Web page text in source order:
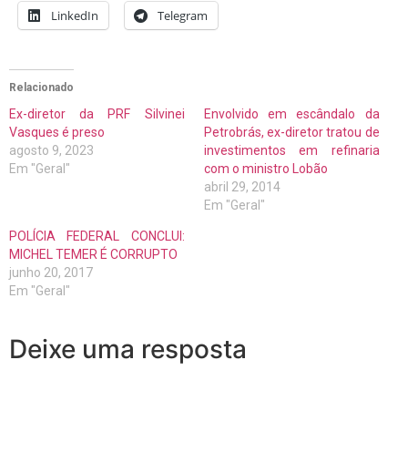
LinkedIn Telegram
Relacionado
Ex-diretor da PRF Silvinei
Vasques é preso
agosto 9, 2023
Em "Geral"
Envolvido em escândalo da
Petrobrás, ex-diretor tratou de
investimentos em refinaria
com o ministro Lobão
abril 29, 2014
Em "Geral"
POLÍCIA FEDERAL CONCLUI:
MICHEL TEMER É CORRUPTO
junho 20, 2017
Em "Geral"
Deixe uma resposta